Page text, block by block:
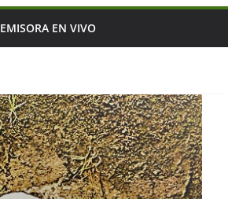
EMISORA EN VIVO